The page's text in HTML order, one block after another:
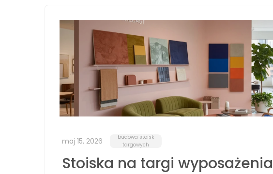
maj 15, 2026
budowa stoisk
targowych
Stoiska na targi